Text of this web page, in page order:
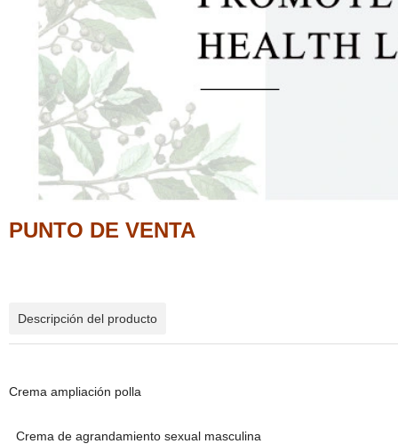
PUNTO DE VENTA
Descripción del producto
Crema ampliación polla
Crema de agrandamiento sexual masculina